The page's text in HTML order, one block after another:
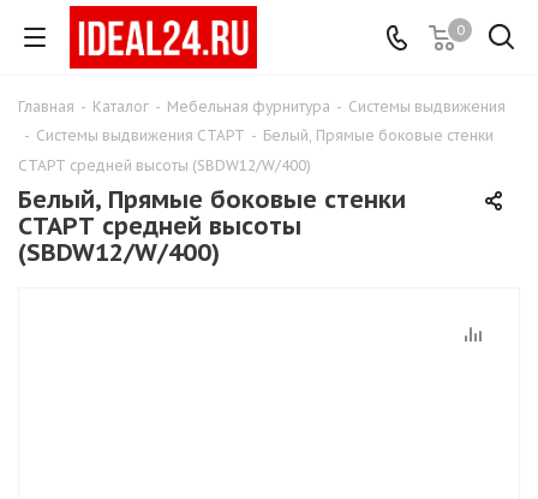
0
Главная - Каталог - Мебельная фурнитура - Системы выдвижения
- Системы выдвижения СТАРТ - Белый, Прямые боковые стенки
СТАРТ средней высоты (SBDW12/W/400)
Белый, Прямые боковые стенки
СТАРТ средней высоты
(SBDW12/W/400)